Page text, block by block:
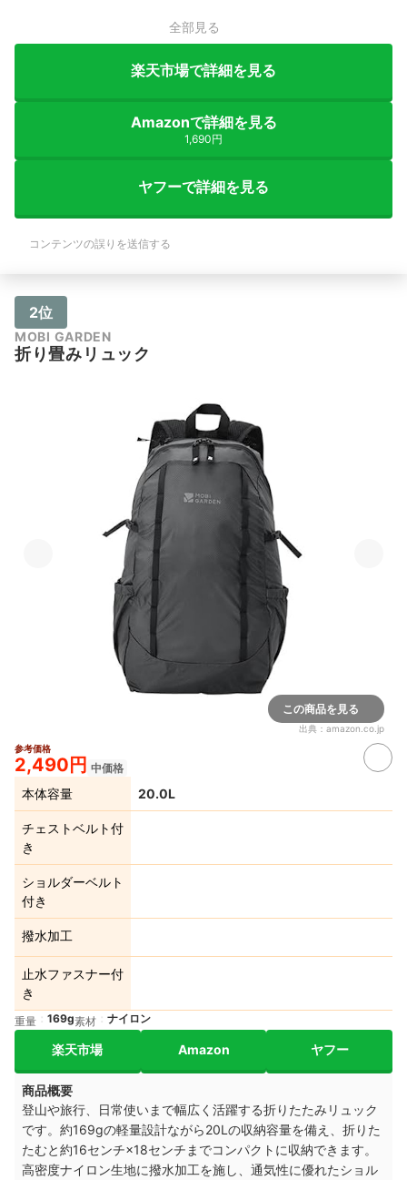
全部見る
楽天市場で詳細を見る
Amazonで詳細を見る
1,690円
ヤフーで詳細を見る
コンテンツの誤りを送信する
2位
MOBI GARDEN
折り畳みリュック
この商品を見る
出典： amazon.co.jp
参考価格
2,490円 中価格
本体容量 20.0L
チェストベルト付
き
ショルダーベルト
付き
撥水加工
止水ファスナー付
き
重量 169g素材 ナイロン
楽天市場 Amazon ヤフー
商品概要
登山や旅行、日常使いまで幅広く活躍する折りたたみリュック
です。約169gの軽量設計ながら20Lの収納容量を備え、折りた
たむと約16センチ×18センチまでコンパクトに収納できます。
高密度ナイロン生地に撥水加工を施し、通気性に優れたショル